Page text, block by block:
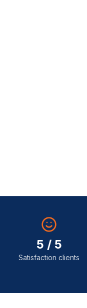
5 / 5
Satisfaction clients